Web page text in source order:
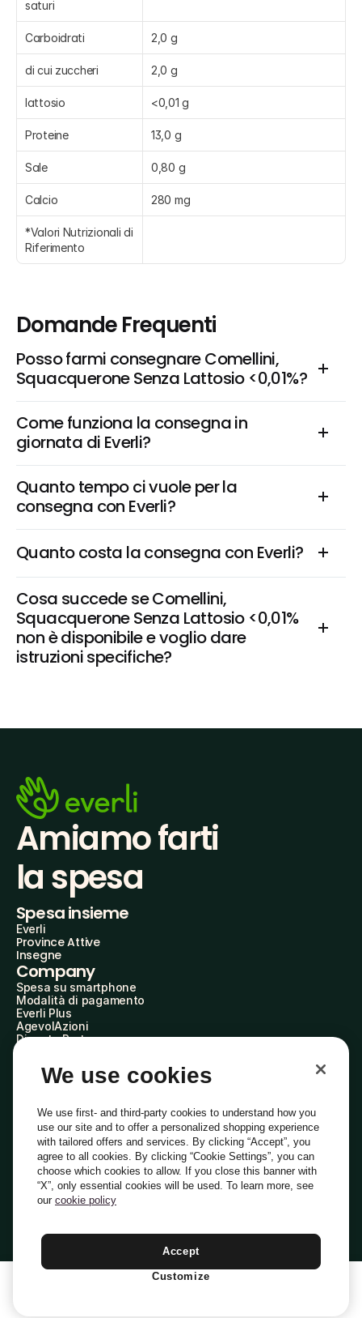
saturi
Carboidrati 2,0 g
di cui zuccheri 2,0 g
lattosio <0,01 g
Proteine 13,0 g
Sale 0,80 g
Calcio 280 mg
*Valori Nutrizionali di
Riferimento
Domande Frequenti
Posso farmi consegnare Comellini,
Squacquerone Senza Lattosio <0,01%?
Come funziona la consegna in
giornata di Everli?
Quanto tempo ci vuole per la
consegna con Everli?
Quanto costa la consegna con Everli?
Cosa succede se Comellini,
Squacquerone Senza Lattosio <0,01%
non è disponibile e voglio dare
istruzioni specifiche?
Amiamo farti
la spesa
Spesa insieme
Everli
Province Attive
Insegne
Company
Spesa su smartphone
Modalità di pagamento
Everli Plus
AgevolAzioni
Diventa Partner
Everli Shoppers
About Us
Everli News
Domande frequenti
Lavora con noi
Diventa Shopper
Investitori
PrivacyCookiePreferenze Cookie
Termini e CondizioniCodice Etico
Indirizzo PEC: everli@pec.it - indirizzo DPO: dpo@everli.com
Italiano
We use cookies
We use first- and third-party cookies to understand how you
use our site and to offer a personalized shopping experience
with tailored offers and services. By clicking “Accept”, you
agree to all cookies. By clicking “Cookie Settings”, you can
choose which cookies to allow. If you close this banner with
“X”, only essential cookies will be used. To learn more, see
our cookie policy
Accept
Customize